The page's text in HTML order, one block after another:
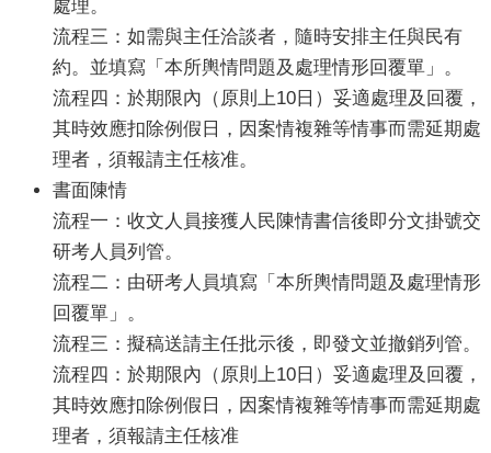
資
處理。
流程三：如需與主任洽談者，隨時安排主任與民有
約。並填寫「本所輿情問題及處理情形回覆單」。
流程四：於期限內（原則上10日）妥適處理及回覆，
其時效應扣除例假日，因案情複雜等情事而需延期處
理者，須報請主任核准。
書面陳情
流程一：收文人員接獲人民陳情書信後即分文掛號交
研考人員列管。
流程二：由研考人員填寫「本所輿情問題及處理情形
回覆單」。
流程三：擬稿送請主任批示後，即發文並撤銷列管。
流程四：於期限內（原則上10日）妥適處理及回覆，
其時效應扣除例假日，因案情複雜等情事而需延期處
理者，須報請主任核准